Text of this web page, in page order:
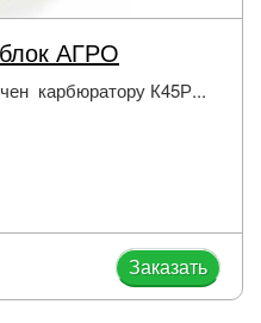
АГРО
карбюратору К45Р...
Заказать